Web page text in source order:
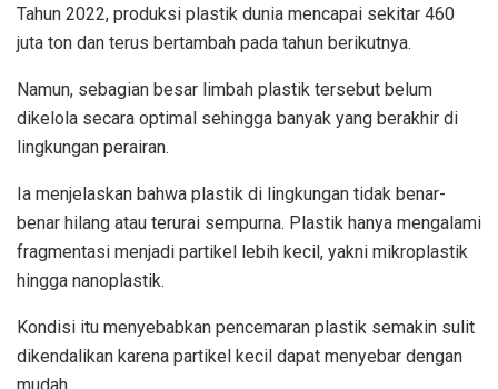
Tahun 2022, produksi plastik dunia mencapai sekitar 460
juta ton dan terus bertambah pada tahun berikutnya.
Namun, sebagian besar limbah plastik tersebut belum
dikelola secara optimal sehingga banyak yang berakhir di
lingkungan perairan.
Ia menjelaskan bahwa plastik di lingkungan tidak benar-
benar hilang atau terurai sempurna. Plastik hanya mengalami
fragmentasi menjadi partikel lebih kecil, yakni mikroplastik
hingga nanoplastik.
Kondisi itu menyebabkan pencemaran plastik semakin sulit
dikendalikan karena partikel kecil dapat menyebar dengan